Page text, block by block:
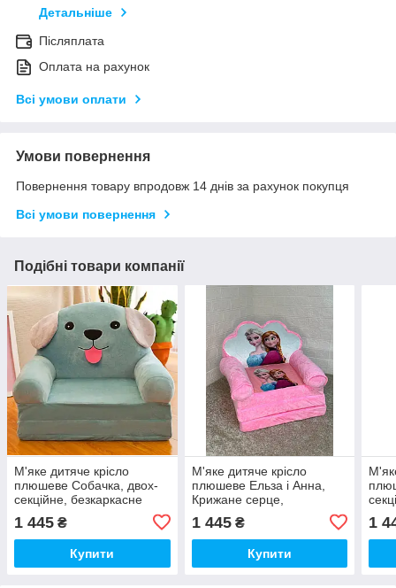
Детальніше
Післяплата
Оплата на рахунок
Всі умови оплати
Умови повернення
Повернення товару впродовж 14 днів за рахунок покупця
Всі умови повернення
Подібні товари компанії
М'яке дитяче крісло
плюшеве Собачка, двох-
секційне, безкаркасне
дітей у кімнату
1 445 ₴
Купити
М'яке дитяче крісло
плюшеве Ельза і Анна,
Крижане серце,
безкаркасне м'яке крісло-
диван для дітей у кімнату
1 445₴
Купити
1